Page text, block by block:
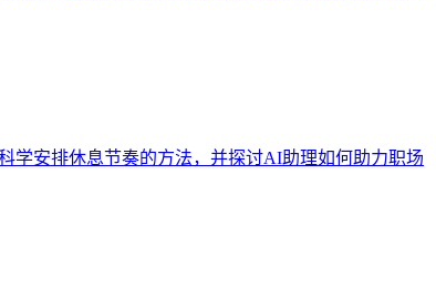
学安排休息节奏的方法，并探讨AI助理如何助力职场